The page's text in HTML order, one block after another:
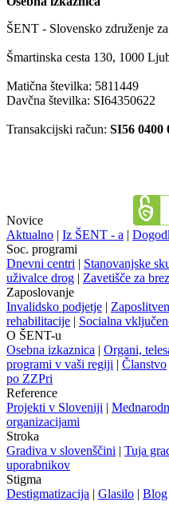
ŠENT - Slovensko združenje
Šmartinska cesta 130, 1000
Matična številka: 5811449
Davčna številka: SI64350622
Transakcijski račun: SI56 0400
Novice
Aktualno | Iz ŠENT - a |
Soc. programi
Dnevni centri | Stanovanjske
uživalce drog | Zavetišče za
Zaposlovanje
Invalidsko podjetje |
rehabilitacije | Socialna
O ŠENT-u
Osebna izkaznica | Organi,
programi v vaši regiji | Članstvo
po ZZPri
Reference
Projekti v Sloveniji |
organizacijami
Stroka
Gradiva v slovenščini | Tuja
uporabnikov
Stigma
Destigmatizacija | Glasilo | Blog